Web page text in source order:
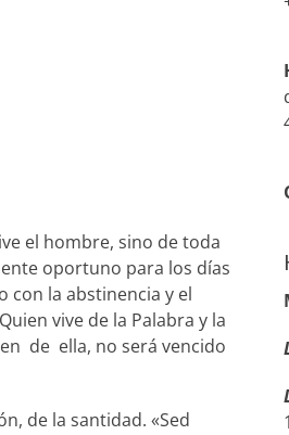
el hombre, sino de toda
oportuno para los días
con la abstinencia y el
vive de la Palabra y la
de ella, no será vencido
de la santidad. «Sed